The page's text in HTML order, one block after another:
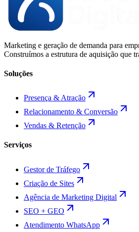
Marketing e geração de demanda para
Construímos a estrutura de aquisição que
Soluções
Presença & Atração
Relacionamento & Conversão
Vendas & Retenção
Serviços
Gestor de Tráfego
Criação de Sites
Agência de Marketing Digital
SEO + GEO
Atendimento WhatsApp